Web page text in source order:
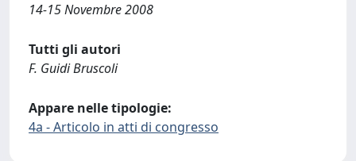
14-15 Novembre 2008
Tutti gli autori
F. Guidi Bruscoli
Appare nelle tipologie:
4a - Articolo in atti di congresso